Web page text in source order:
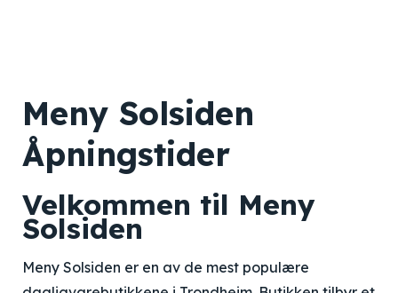
Meny Solsiden
Åpningstider
Velkommen til Meny
Solsiden
Meny Solsiden er en av de mest populære